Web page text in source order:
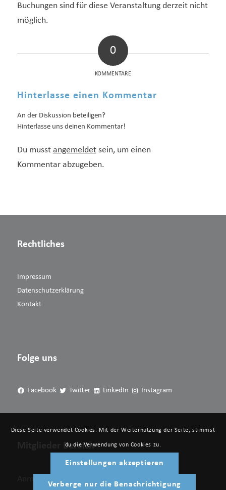
Buchungen sind für diese Veranstaltung derzeit nicht
möglich.
0
KOMMENTARE
Hinterlasse einen Kommentar
An der Diskussion beteiligen?
Hinterlasse uns deinen Kommentar!
Du musst angemeldetsein, um einen
Kommentar abzugeben.
Rechtliches
Impressum
Datenschutzerklärung
Kontakt
Folge uns
Facebook Twitter LinkedIn Instagram
Mitglieder Bereich
Anmelden
Diese Seite verwendet Cookies. Mit der Weiternutzung der Seite, stimmst
du die Verwendung von Cookies zu.
Einstellungen akzeptieren
Verberge nur die Benachrichtigung